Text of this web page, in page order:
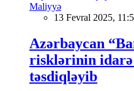
Maliyyə
13 Fevral 2025,
Azərbaycan
risklərinin idarə
təsdiqləyib